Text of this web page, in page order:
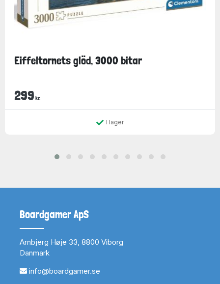
Eiffeltornets glöd, 3000 bitar
299 kr.
I lager
Boardgamer ApS
Arnbjerg Høje 33, 8800 Viborg
Danmark
info@boardgamer.se